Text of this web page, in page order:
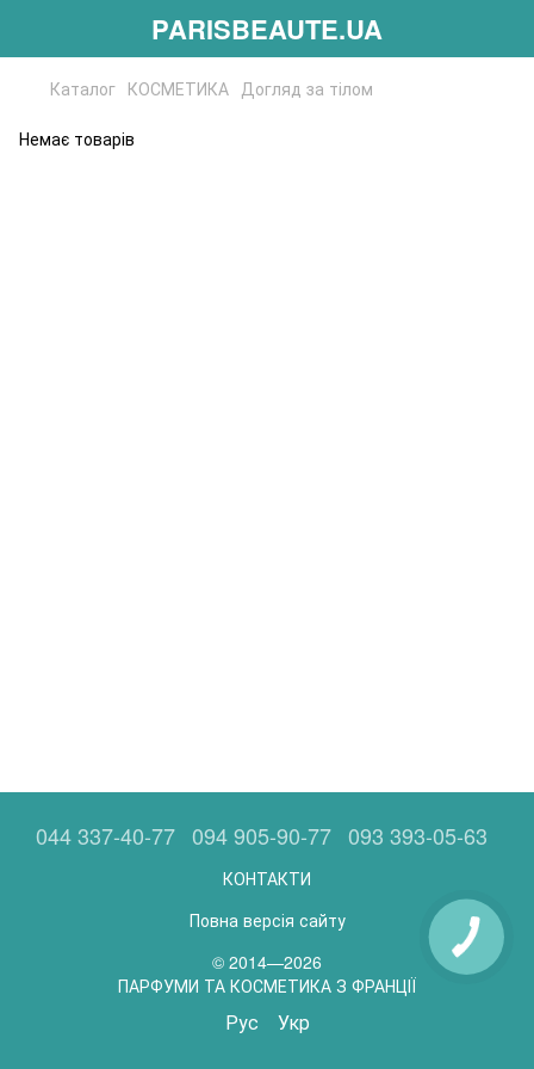
PARISBEAUTE.UA
Каталог КОСМЕТИКА Догляд за тілом
Немає товарів
044 337-40-77 094 905-90-77 093 393-05-63
КОНТАКТИ
Повна версія сайту
© 2014—2026
ПАРФУМИ ТА КОСМЕТИКА З ФРАНЦІЇ
Рус Укр